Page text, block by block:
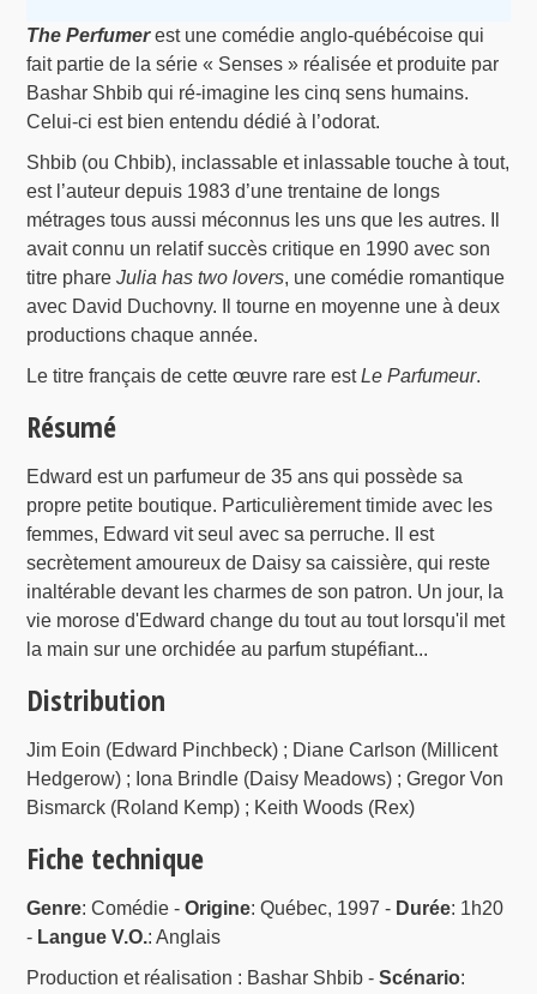
The Perfumerest une comédie anglo-québécoise qui
fait partie de la série « Senses » réalisée et produite par
Bashar Shbib qui ré-imagine les cinq sens humains.
Celui-ci est bien entendu dédié à l’odorat.
Shbib (ou Chbib), inclassable et inlassable touche à tout,
est l’auteur depuis 1983 d’une trentaine de longs
métrages tous aussi méconnus les uns que les autres. Il
avait connu un relatif succès critique en 1990 avec son
titre phareJulia has two lovers, une comédie romantique
avec David Duchovny. Il tourne en moyenne une à deux
productions chaque année.
Le titre français de cette œuvre rare estLe Parfumeur.
Résumé
Edward est un parfumeur de 35 ans qui possède sa
propre petite boutique. Particulièrement timide avec les
femmes, Edward vit seul avec sa perruche. Il est
secrètement amoureux de Daisy sa caissière, qui reste
inaltérable devant les charmes de son patron. Un jour, la
vie morose d'Edward change du tout au tout lorsqu'il met
la main sur une orchidée au parfum stupéfiant...
Distribution
Jim Eoin (Edward Pinchbeck) ; Diane Carlson (Millicent
Hedgerow) ; Iona Brindle (Daisy Meadows) ; Gregor Von
Bismarck (Roland Kemp) ; Keith Woods (Rex)
Fiche technique
Genre: Comédie -Origine: Québec, 1997 - Durée: 1h20
- Langue V.O.: Anglais
Production et réalisation : Bashar Shbib -Scénario: